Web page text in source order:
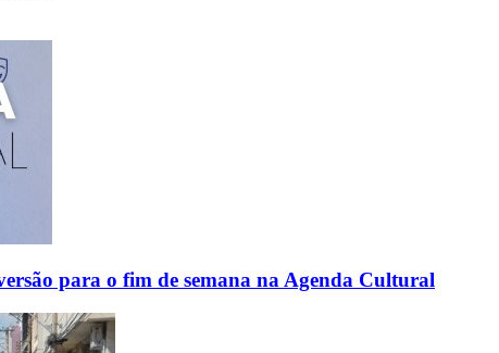
para o fim de semana na Agenda Cultural